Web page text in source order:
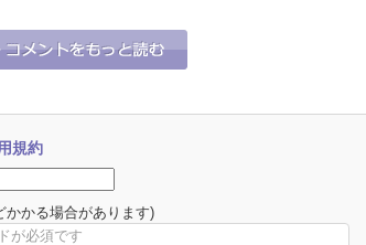
規約
かかる場合があります)